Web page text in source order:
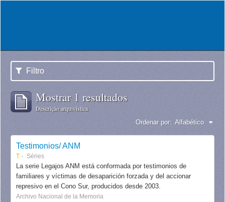
Filtro
Mostrar 1 resultados
Descrição arquivística
Ordenar por: Alfabético
Testimonios/ ANM
T Séries
La serie Legajos ANM está conformada por testimonios de
familiares y víctimas de desaparición forzada y del accionar
represivo en el Cono Sur, producidos desde 2003.
Archivo Nacional de la Memoria